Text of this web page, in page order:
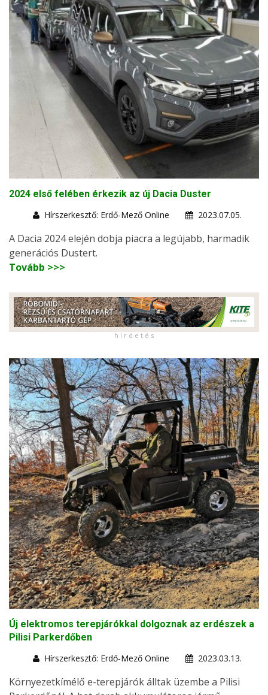
2024 első felében érkezik az új Dacia Duster
Hírszerkesztő: Erdő-Mező Online
2023.07.05.
A Dacia 2024 elején dobja piacra a legújabb, harmadik
generációs Dustert.
Tovább >>>
h i r d e t é s
Új elektromos terepjárókkal dolgoznak az erdészek a
Pilisi Parkerdőben
Hírszerkesztő: Erdő-Mező Online
2023.03.13.
Környezetkímélő e-terepjárók álltak üzembe a Pilisi